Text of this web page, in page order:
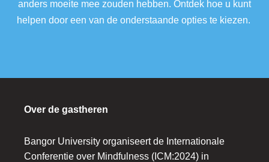
anders moeite mee zouden hebben. Ontdek hoe u kunt
helpen door een van de onderstaande opties te kiezen.
Over de gastheren
Bangor University organiseert de Internationale
Conferentie over Mindfulness (ICM:2024) in